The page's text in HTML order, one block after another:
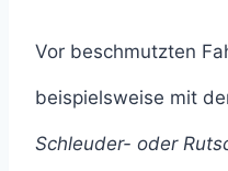
Vor beschmutzten
beispielsweise mit
Schleuder- oder